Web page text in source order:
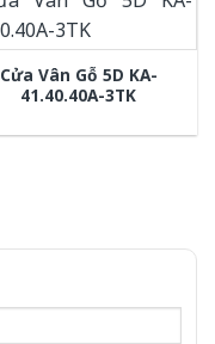
Cửa Vân Gỗ 5D KA-
41.40.40A-3TK